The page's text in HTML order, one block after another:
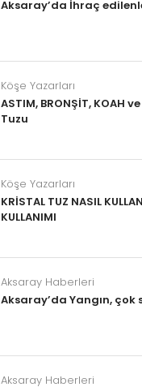
Aksaray’da İhraç
Köşe Yazarları
ASTIM, BRONŞİT, KOAH
Tuzu
Köşe Yazarları
KRİSTAL TUZ NASIL
KULLANIMI
Aksaray Haberleri
Aksaray’da Yangın, çok
Aksaray Haberleri